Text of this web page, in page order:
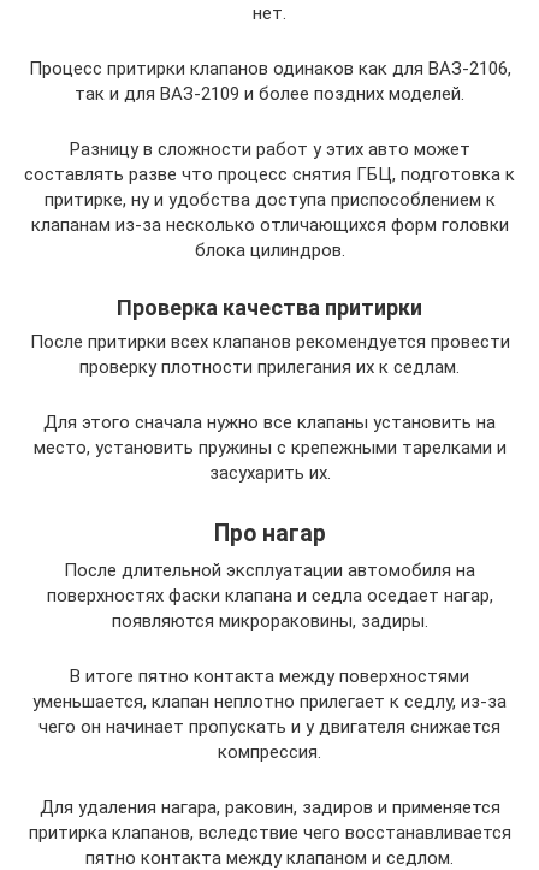
нет.
Процесс притирки клапанов одинаков как для ВАЗ-2106,
так и для ВАЗ-2109 и более поздних моделей.
Разницу в сложности работ у этих авто может
составлять разве что процесс снятия ГБЦ, подготовка к
притирке, ну и удобства доступа приспособлением к
клапанам из-за несколько отличающихся форм головки
блока цилиндров.
Проверка качества притирки
После притирки всех клапанов рекомендуется провести
проверку плотности прилегания их к седлам.
Для этого сначала нужно все клапаны установить на
место, установить пружины с крепежными тарелками и
засухарить их.
Про нагар
После длительной эксплуатации автомобиля на
поверхностях фаски клапана и седла оседает нагар,
появляются микрораковины, задиры.
В итоге пятно контакта между поверхностями
уменьшается, клапан неплотно прилегает к седлу, из-за
чего он начинает пропускать и у двигателя снижается
компрессия.
Для удаления нагара, раковин, задиров и применяется
притирка клапанов, вследствие чего восстанавливается
пятно контакта между клапаном и седлом.